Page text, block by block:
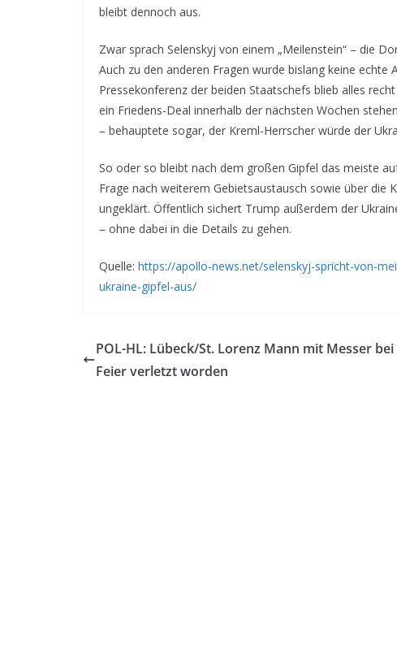
bleibt dennoch aus.
Zwar sprach Selenskyj von einem „Meilenstein“ – die
Auch zu den anderen Fragen wurde bislang keine
Pressekonferenz der beiden Staatschefs blieb alles
ein Friedens-Deal innerhalb der nächsten Wochen
– behauptete sogar, der Kreml-Herrscher würde der
So oder so bleibt nach dem großen Gipfel das meiste
Frage nach weiterem Gebietsaustausch sowie über die
ungeklärt. Öffentlich sichert Trump außerdem der
– ohne dabei in die Details zu gehen.
Quelle: https://apollo-news.net/selenskyj-spricht-von-
ukraine-gipfel-aus/
POL-HL: Lübeck/St. Lorenz Mann mit Messer bei
Feier verletzt worden